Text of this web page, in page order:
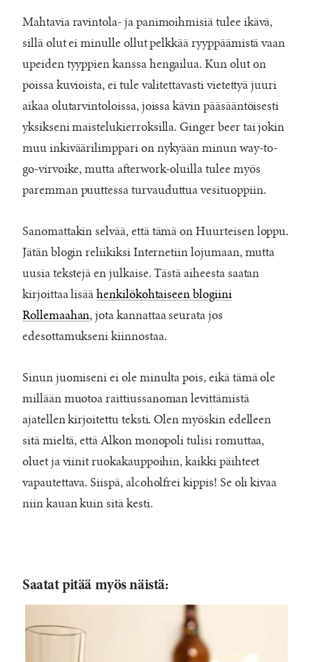
Mahtavia ravintola- ja panimoihmisiä tulee ikävä,
sillä olut ei minulle ollut pelkkää ryyppäämistä vaan
upeiden tyyppien kanssa hengailua. Kun olut on
poissa kuvioista, ei tule valitettavasti vietettyä juuri
aikaa olutarvintoloissa, joissa kävin pääsääntöisesti
yksikseni maistelukierroksilla. Ginger beer tai jokin
muu inkiväärilimppari on nykyään minun way-to-
go-virvoike, mutta afterwork-oluilla tulee myös
paremman puuttessa turvauduttua vesituoppiin.
Sanomattakin selvää, että tämä on Huurteisen loppu.
Jätän blogin reliikiksi Internetiin lojumaan, mutta
uusia tekstejä en julkaise. Tästä aiheesta saatan
kirjoittaa lisäähenkilökohtaiseen blogiini
Rollemaahan, jota kannattaa seurata jos
edesottamukseni kiinnostaa.
Sinun juomiseni ei ole minulta pois, eikä tämä ole
millään muotoa raittiussanoman levittämistä
ajatellen kirjoitettu teksti. Olen myöskin edelleen
sitä mieltä, että Alkon monopoli tulisi romuttaa,
oluet ja viinit ruokakauppoihin, kaikki päihteet
vapautettava. Siispä, alcoholfrei kippis! Se oli kivaa
niin kauan kuin sitä kesti.
Saatat pitää myös näistä: